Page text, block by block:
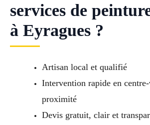
services de
à Eyragues ?
Artisan local et qualifié
Intervention rapide en
proximité
Devis gratuit, clair et